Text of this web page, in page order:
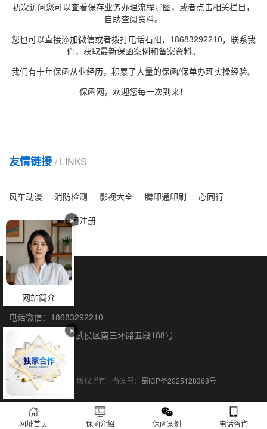
初次访问您可以查看保存业务办理流程导图，或者点击相关栏目，
自助查阅资料。
您也可以直接添加微信或者拨打电话石阳，18683292210，联系我
们，获取最新保函案例和备案资料。
我们有十年保函从业经历，积累了大量的保函/保单办理实操经验。
保函网，欢迎您每一次到来！
友情链接 / LINKS
风车动漫 消防检测 影视大全 腾印通印刷
心同行
洗脸吧
海外公司注册
×
网站简介
×
保函全国办理
联系人：石阳
电话微信：18683292210
联系地址：成都市武侯区南三环路五段188号
保函网 © 2015-2026 版权所有 备案号： 蜀ICP备2025128368号
网址首页 保函介绍 保函案例 电话咨询